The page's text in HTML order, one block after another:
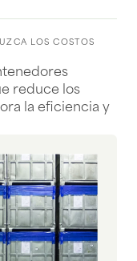
LOS COSTOS
reduce los
la eficiencia y